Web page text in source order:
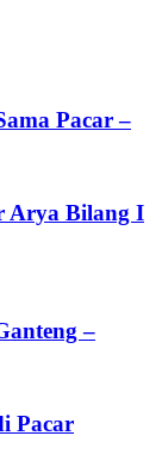
Pacar –
Arya Bilang I
–
Pacar